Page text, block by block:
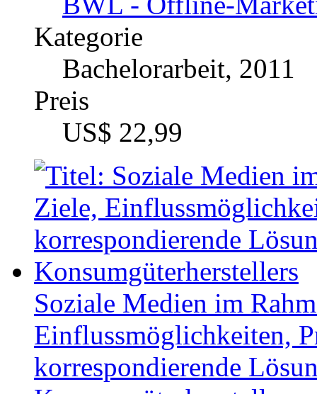
Katalognummer
297162
Autor
Rüdiger Klemm
Fach
BWL - Offline-
Fach
Sozialwissenschaften
Kategorie
Bachelorarbeit, 2011
Preis
US$ 16,99